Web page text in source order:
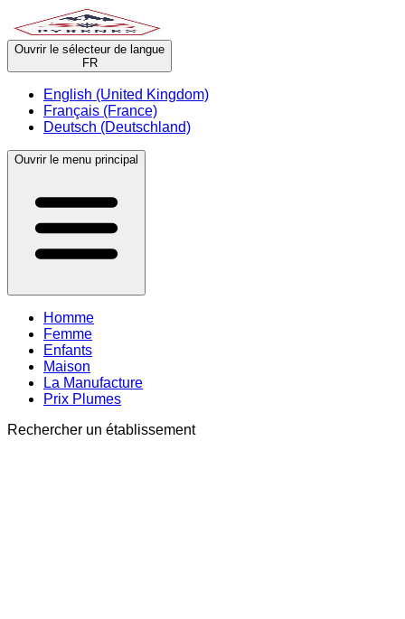
Ouvrir le sélecteur de langue
FR
English (United Kingdom)
Français (France)
Deutsch (Deutschland)
Ouvrir le menu principal
Homme
Femme
Enfants
Maison
La Manufacture
Prix Plumes
Rechercher un établissement